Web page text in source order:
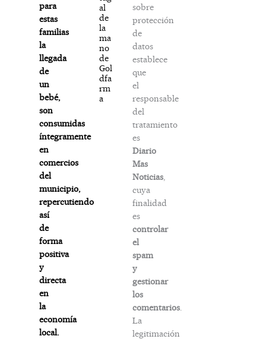
para
estas
familias
la
llegada
de
un
bebé,
son
consumidas
íntegramente
en
comercios
del
municipio,
repercutiendo
así
de
forma
positiva
y
directa
en
la
economía
local.
al
de
la
ma
no
de
Gol
dfa
rm
a
sobre
protección
de
datos
establece
que
el
responsable
del
tratamiento
es
Diario
Mas
Noticias
cuya
finalidad
es
controlar
el
spam
y
gestionar
los
comentarios
La
legitimación